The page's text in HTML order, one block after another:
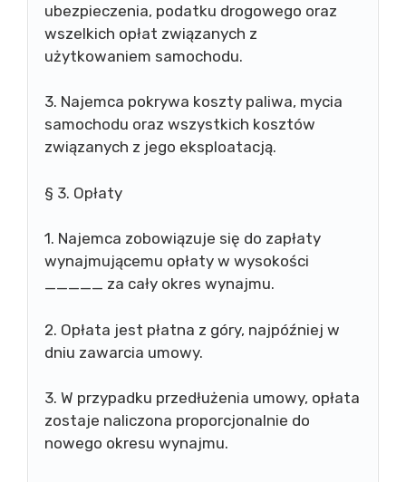
ubezpieczenia, podatku drogowego oraz
wszelkich opłat związanych z
użytkowaniem samochodu.
3. Najemca pokrywa koszty paliwa, mycia
samochodu oraz wszystkich kosztów
związanych z jego eksploatacją.
§ 3. Opłaty
1. Najemca zobowiązuje się do zapłaty
wynajmującemu opłaty w wysokości
_____ za cały okres wynajmu.
2. Opłata jest płatna z góry, najpóźniej w
dniu zawarcia umowy.
3. W przypadku przedłużenia umowy, opłata
zostaje naliczona proporcjonalnie do
nowego okresu wynajmu.